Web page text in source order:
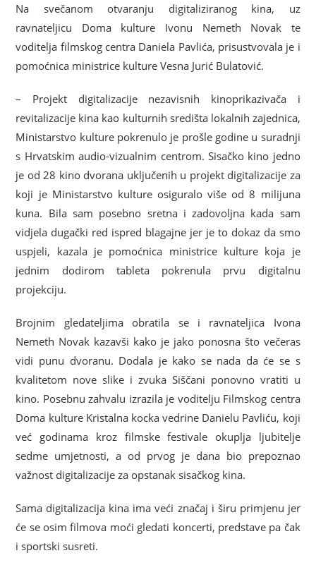
Na svečanom otvaranju digitaliziranog kina, uz
ravnateljicu Doma kulture Ivonu Nemeth Novak te
voditelja filmskog centra Daniela Pavlića, prisustvovala je i
pomoćnica ministrice kulture Vesna Jurić Bulatović.
– Projekt digitalizacije nezavisnih kinoprikazivača i
revitalizacije kina kao kulturnih središta lokalnih zajednica,
Ministarstvo kulture pokrenulo je prošle godine u suradnji
s Hrvatskim audio-vizualnim centrom. Sisačko kino jedno
je od 28 kino dvorana uključenih u projekt digitalizacije za
koji je Ministarstvo kulture osiguralo više od 8 milijuna
kuna. Bila sam posebno sretna i zadovoljna kada sam
vidjela dugački red ispred blagajne jer je to dokaz da smo
uspjeli, kazala je pomoćnica ministrice kulture koja je
jednim dodirom tableta pokrenula prvu digitalnu
projekciju.
Brojnim gledateljima obratila se i ravnateljica Ivona
Nemeth Novak kazavši kako je jako ponosna što večeras
vidi punu dvoranu. Dodala je kako se nada da će se s
kvalitetom nove slike i zvuka Siščani ponovno vratiti u
kino. Posebnu zahvalu izrazila je voditelju Filmskog centra
Doma kulture Kristalna kocka vedrine Danielu Pavliću, koji
već godinama kroz filmske festivale okuplja ljubitelje
sedme umjetnosti, a od prvog je dana bio prepoznao
važnost digitalizacije za opstanak sisačkog kina.
Sama digitalizacija kina ima veći značaj i širu primjenu jer
će se osim filmova moći gledati koncerti, predstave pa čak
i sportski susreti.